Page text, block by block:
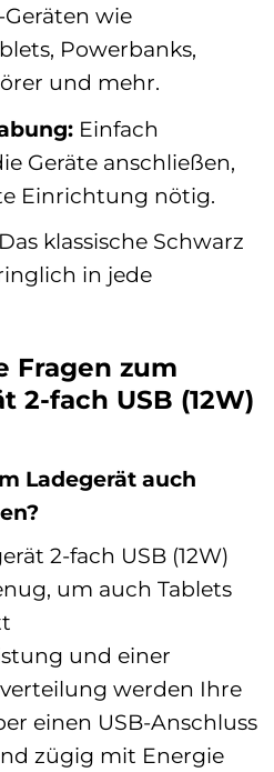
Geräten wie
Powerbanks,
und mehr.
Einfach
Geräte anschließen,
Einrichtung nötig.
klassische Schwarz
in jede
Fragen zum
2-fach USB (12W)
Ladegerät auch
2-fach USB (12W)
um auch Tablets
und einer
werden Ihre
einen USB-Anschluss
zügig mit Energie